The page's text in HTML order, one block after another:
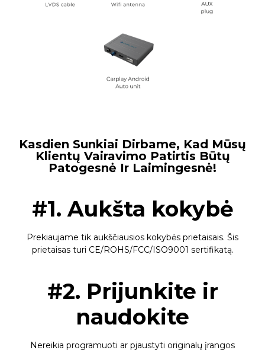
Kasdien Sunkiai Dirbame, Kad Mūsų
Klientų Vairavimo Patirtis Būtų
Patogesnė Ir Laimingesnė!
#1. Aukšta kokybė
Prekiaujame tik aukščiausios kokybės prietaisais. Šis
prietaisas turi CE/ROHS/FCC/ISO9001 sertifikatą.
#2. Prijunkite ir
naudokite
Nereikia programuoti ar pjaustyti originalų įrangos